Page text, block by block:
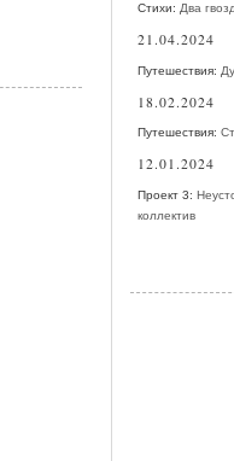
Стихи: Два
21.04.2024
Путешествия:
18.02.2024
Путешествия:
12.01.2024
Проект 3:
коллектив